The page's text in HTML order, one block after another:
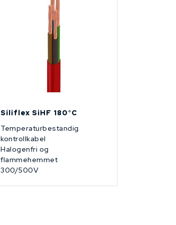
Siliflex SiHF 180°C
Temperaturbestandig
kontrollkabel
Halogenfri og
flammehemmet
300/500V